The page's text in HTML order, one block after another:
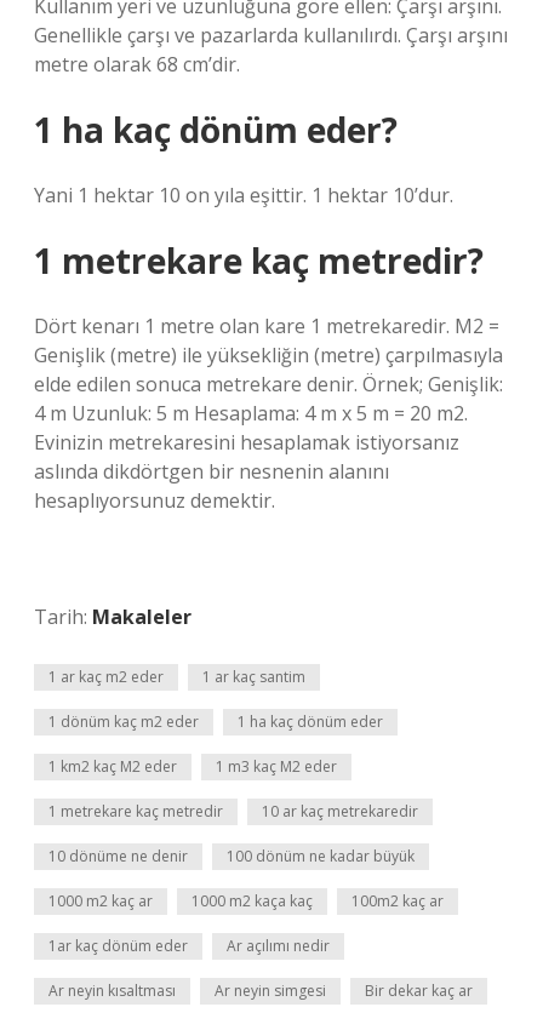
Kullanım yeri ve uzunluğuna göre ellen: Çarşı arşını.
Genellikle çarşı ve pazarlarda kullanılırdı. Çarşı arşını
metre olarak 68 cm’dir.
1 ha kaç dönüm eder?
Yani 1 hektar 10 on yıla eşittir. 1 hektar 10’dur.
1 metrekare kaç metredir?
Dört kenarı 1 metre olan kare 1 metrekaredir. M2 =
Genişlik (metre) ile yüksekliğin (metre) çarpılmasıyla
elde edilen sonuca metrekare denir. Örnek; Genişlik:
4 m Uzunluk: 5 m Hesaplama: 4 m x 5 m = 20 m2.
Evinizin metrekaresini hesaplamak istiyorsanız
aslında dikdörtgen bir nesnenin alanını
hesaplıyorsunuz demektir.
Tarih: Makaleler
1 ar kaç m2 eder 1 ar kaç santim
1 dönüm kaç m2 eder 1 ha kaç dönüm eder
1 km2 kaç M2 eder 1 m3 kaç M2 eder
1 metrekare kaç metredir 10 ar kaç metrekaredir
10 dönüme ne denir 100 dönüm ne kadar büyük
1000 m2 kaç ar 1000 m2 kaça kaç 100m2 kaç ar
1ar kaç dönüm eder Ar açılımı nedir
Ar neyin kısaltması Ar neyin simgesi Bir dekar kaç ar